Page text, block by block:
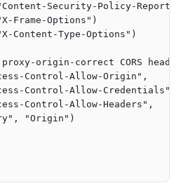
Security-Policy-Report-
Frame-Options")
Content-Type-Options")
origin-correct CORS
Control-Allow-Origin",
Control-Allow-Credentials",
Control-Allow-Headers",
"Origin")